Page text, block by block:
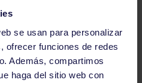
se usan para personalizar
ofrecer funciones de redes
Además, compartimos
haga del sitio web con